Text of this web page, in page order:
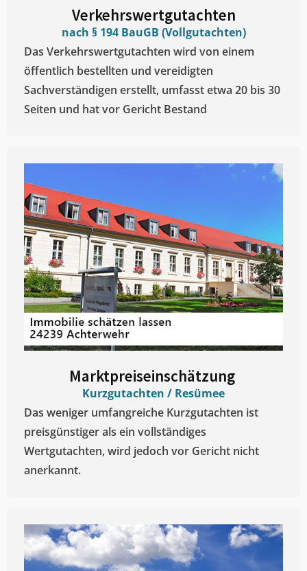
Verkehrswertgutachten
nach § 194 BauGB (Vollgutachten)
Das Verkehrswertgutachten wird von einem
öffentlich bestellten und vereidigten
Sachverständigen erstellt, umfasst etwa 20 bis 30
Seiten und hat vor Gericht Bestand
Marktpreiseinschätzung ​
Kurzgutachten / Resümee
Das weniger umfangreiche Kurzgutachten ist
preisgünstiger als ein vollständiges
Wertgutachten, wird jedoch vor Gericht nicht
anerkannt.